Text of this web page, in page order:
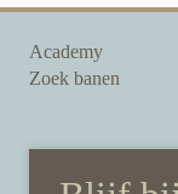
Academy
Zoek banen
Onze auteurs